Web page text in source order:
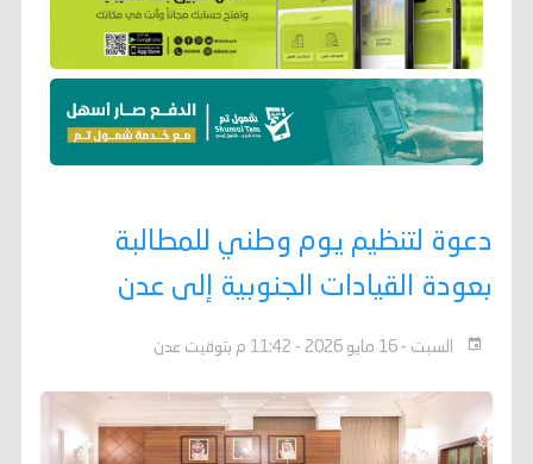
دعوة لتنظيم يوم وطني للمطالبة
بعودة القيادات الجنوبية إلى عدن
السبت - 16 مايو 2026 - 11:42 م بتوقيت عدن